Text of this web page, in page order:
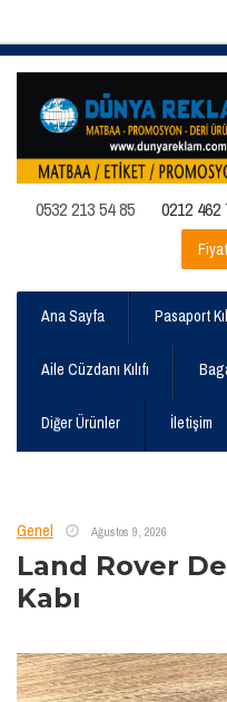
0532 213 54 85 0212 462
Ana Sayfa Pasaport
Aile Cüzdanı Kılıfı
Diğer Ürünler İletişim
Genel Ağustos 9, 2026
Land Rover
Kabı